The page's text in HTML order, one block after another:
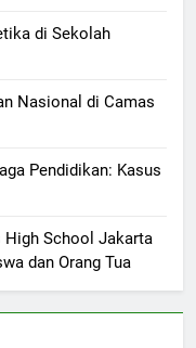
di Sekolah
Nasional di Camas
Pendidikan: Kasus
High School Jakarta
dan Orang Tua